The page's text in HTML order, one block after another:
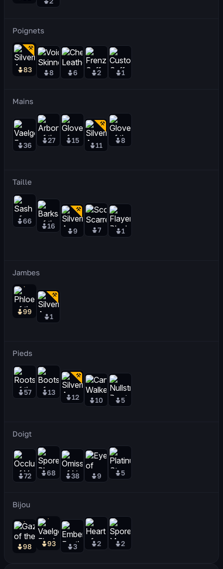
Poignets
83 8 6 2 1
Mains
36
27 15
11
8
Taille
66
16
9 7 1
Jambes
99
1
Pieds
57 13
12 10 5
Doigt
72 68 38 9 5
Bijou
98 93 3 2 2